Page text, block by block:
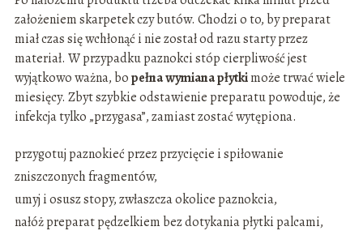
założeniem skarpetek czy butów. Chodzi o to, by preparat
miał czas się wchłonąć i nie został od razu starty przez
materiał. W przypadku paznokci stóp cierpliwość jest
wyjątkowo ważna, bopełna wymiana płytkimoże trwać wiele
miesięcy. Zbyt szybkie odstawienie preparatu powoduje, że
infekcja tylko „przygasa”, zamiast zostać wytępiona.
przygotuj paznokieć przez przycięcie i spiłowanie
zniszczonych fragmentów,
umyj i osusz stopy, zwłaszcza okolice paznokcia,
nałóż preparat pędzelkiem bez dotykania płytki palcami,